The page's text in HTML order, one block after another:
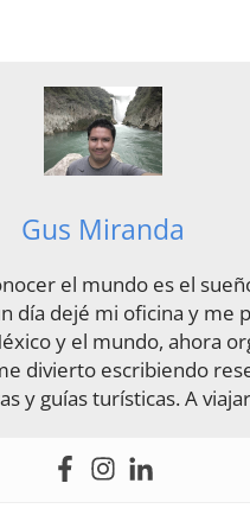
Gus Miranda
el mundo es el
día dejé mi oficina y me
y el mundo, ahora
divierto escribiendo
y guías turísticas. A